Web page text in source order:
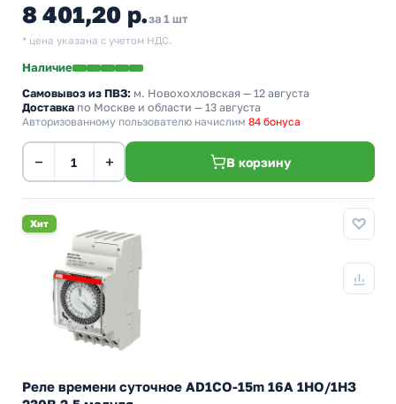
8 401,20 р.за 1 шт
* цена указана с учетом НДС.
Наличие
Самовывоз из ПВЗ: м. Новохохловская — 12 августа
Доставка по Москве и области — 13 августа
Авторизованному пользователю начислим 84 бонуса
− + В корзину
Хит
Реле времени суточное AD1CO-15m 16А 1НО/1НЗ